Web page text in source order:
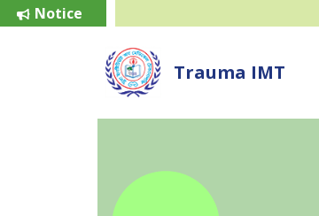
Notice
Trauma IMT